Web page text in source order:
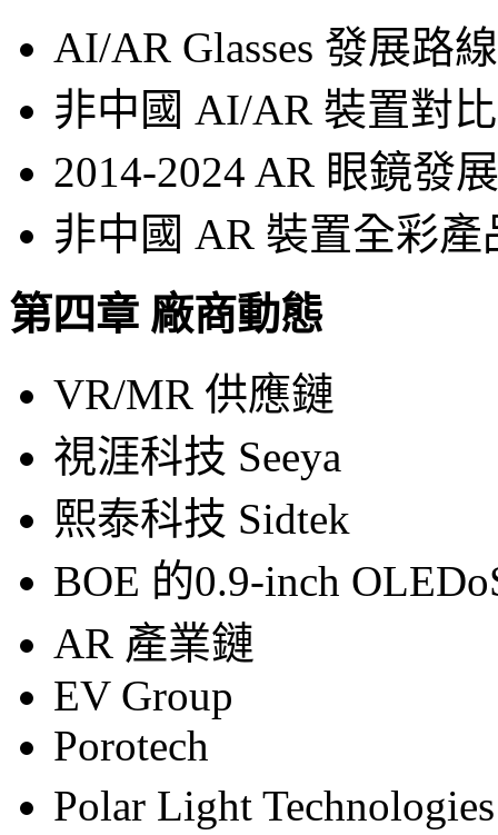
AI/AR Glasses 發展路線
非中國 AI/AR 裝置對比
2014-2024 AR 眼鏡發展
非中國 AR 裝置全彩產
第四章 廠商動態
VR/MR 供應鏈
視涯科技 Seeya
熙泰科技 Sidtek
BOE 的0.9-inch
AR 產業鏈
EV Group
Porotech
Polar Light